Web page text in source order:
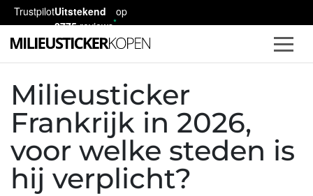
TrustpilotUitstekend
2775reviews
op
Milieusticker
Frankrijk in 2026,
voor welke steden is
hij verplicht?